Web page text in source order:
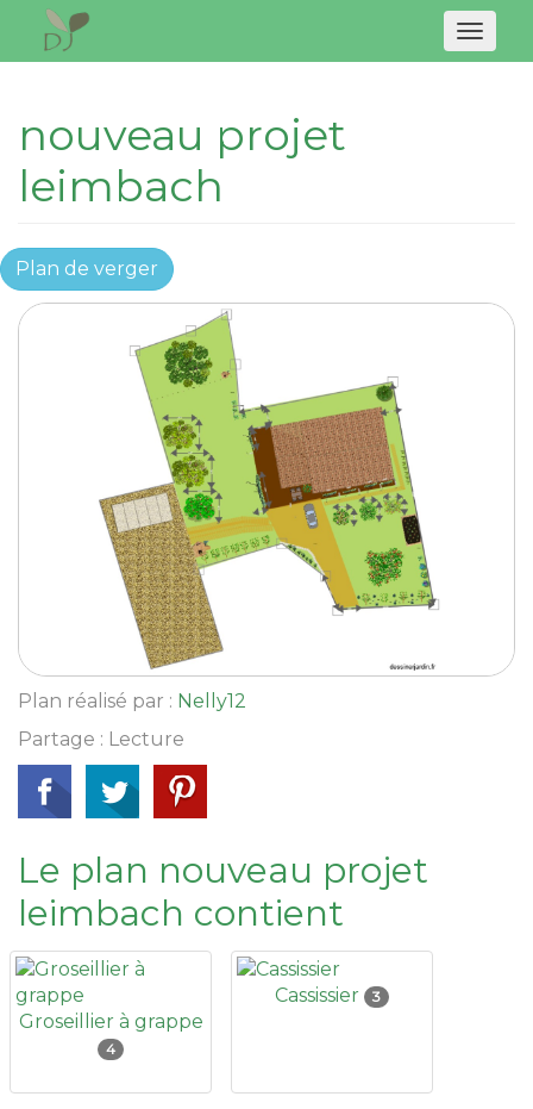
nouveau projet
leimbach
Plan de verger
Plan réalisé par : Nelly12
Partage : Lecture
Le plan nouveau projet
leimbach contient
Groseillier à grappe
4
Cassissier 3